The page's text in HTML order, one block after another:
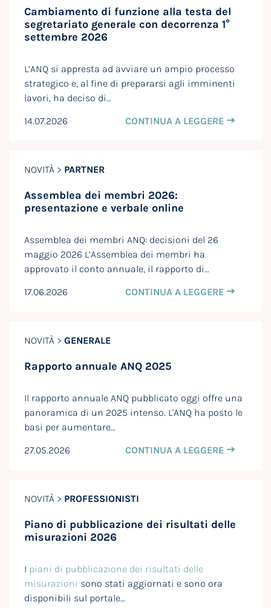
Cambiamento di funzione alla testa del
segretariato generale con decorrenza 1°
settembre 2026
L’ANQ si appresta ad avviare un ampio processo
strategico e, al fine di prepararsi agli imminenti
lavori, ha deciso di…
14.07.2026
CONTINUA A LEGGERE
NOVITÀ > PARTNER
Assemblea dei membri 2026:
presentazione e verbale online
Assemblea dei membri ANQ: decisioni del 26
maggio 2026 L’Assemblea dei membri ha
approvato il conto annuale, il rapporto di…
17.06.2026
CONTINUA A LEGGERE
NOVITÀ > GENERALE
Rapporto annuale ANQ 2025
Il rapporto annuale ANQ pubblicato oggi offre una
panoramica di un 2025 intenso. L'ANQ ha posto le
basi per aumentare…
27.05.2026
CONTINUA A LEGGERE
NOVITÀ > PROFESSIONISTI
Piano di pubblicazione dei risultati delle
misurazioni 2026
I piani di pubblicazione dei risultati delle
misurazioni sono stati aggiornati e sono ora
disponibili sul portale…